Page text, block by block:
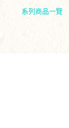
系列商品一覽